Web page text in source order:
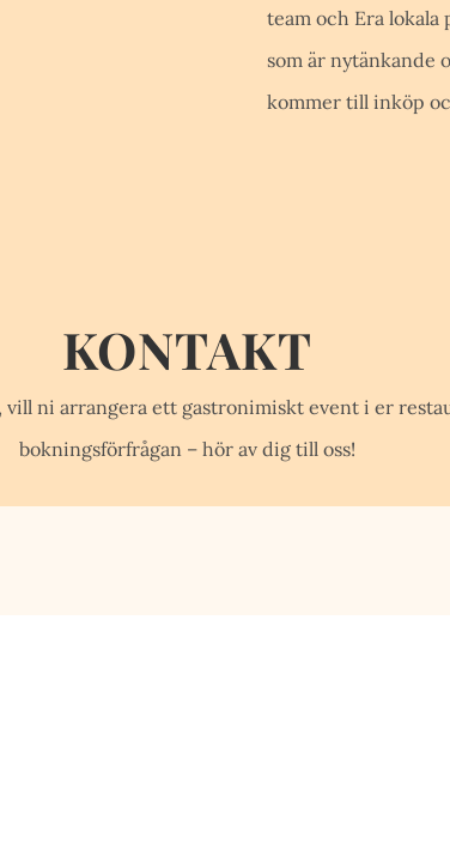
team och Era
som är nytänkande
kommer till inköp
KONTAKT
ni arrangera ett gastronimiskt event i er
bokningsförfrågan – hör av dig till oss!